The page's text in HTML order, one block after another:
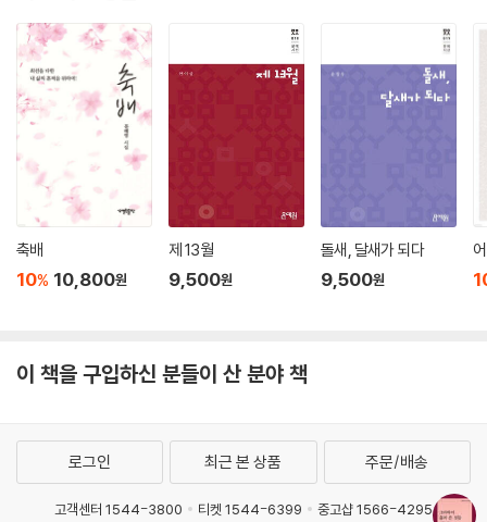
축배
10% 10,800원
제 13월
9,500원
돌새, 달새가 되다
9,500원
이 책을 구입하신 분들이 산 분야 책
로그인 최근 본 상품 주문/배송
고객센터 1544-3800 티켓 1544-6399 중고샵 1566-4295